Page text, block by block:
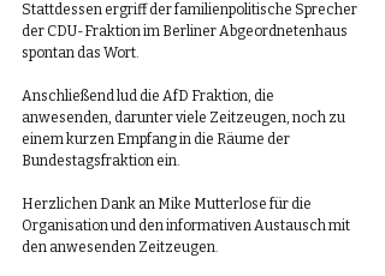
Stattdessen ergriff der familienpolitische Sprecher
der CDU-Fraktion im Berliner Abgeordnetenhaus
spontan das Wort.
Anschließend lud die AfD Fraktion, die
anwesenden, darunter viele Zeitzeugen, noch zu
einem kurzen Empfang in die Räume der
Bundestagsfraktion ein.
Herzlichen Dank an Mike Mutterlose für die
Organisation und den informativen Austausch mit
den anwesenden Zeitzeugen.